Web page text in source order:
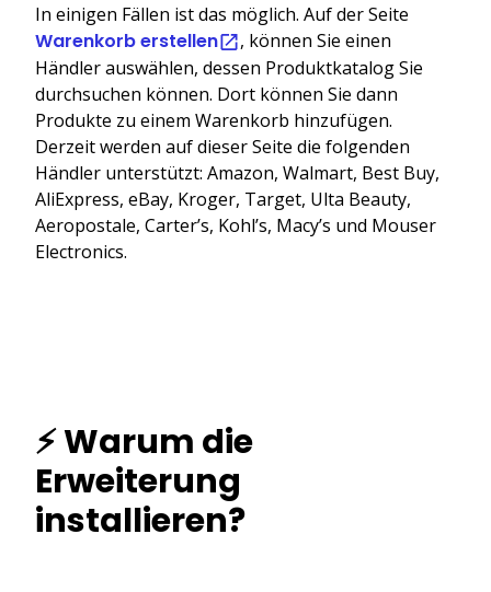
In einigen Fällen ist das möglich. Auf der Seite
Warenkorb erstellen
, können Sie einen
Händler auswählen, dessen Produktkatalog Sie
durchsuchen können. Dort können Sie dann
Produkte zu einem Warenkorb hinzufügen.
Derzeit werden auf dieser Seite die folgenden
Händler unterstützt: Amazon, Walmart, Best Buy,
AliExpress, eBay, Kroger, Target, Ulta Beauty,
Aeropostale, Carter’s, Kohl’s, Macy’s und Mouser
Electronics.
⚡ Warum die
Erweiterung
installieren?